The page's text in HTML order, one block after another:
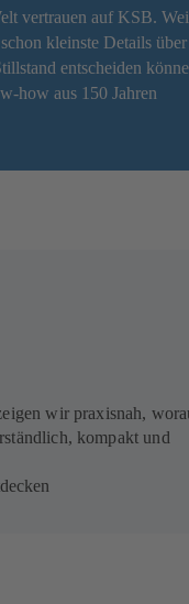
vertrauen auf KSB.
kleinste Details über
entscheiden
how aus 150 Jahren
wir praxisnah,
kompakt und